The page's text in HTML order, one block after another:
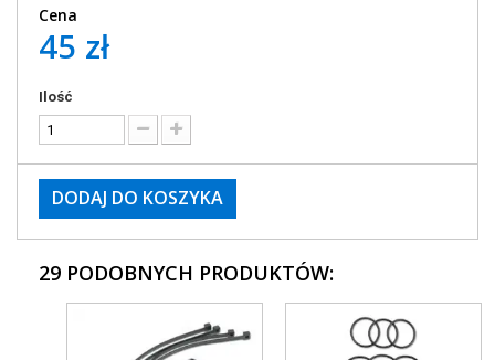
Cena
45 zł
Ilość
DODAJ DO KOSZYKA
29 PODOBNYCH PRODUKTÓW: